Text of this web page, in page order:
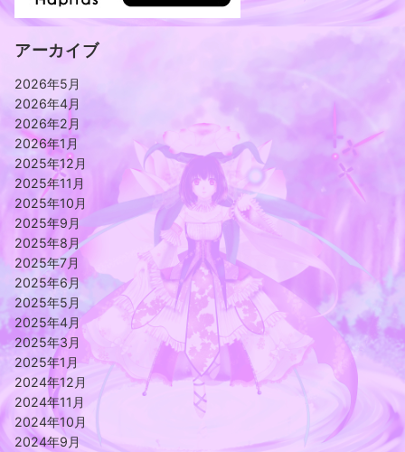
アーカイブ
2026年5月
2026年4月
2026年2月
2026年1月
2025年12月
2025年11月
2025年10月
2025年9月
2025年8月
2025年7月
2025年6月
2025年5月
2025年4月
2025年3月
2025年1月
2024年12月
2024年11月
2024年10月
2024年9月